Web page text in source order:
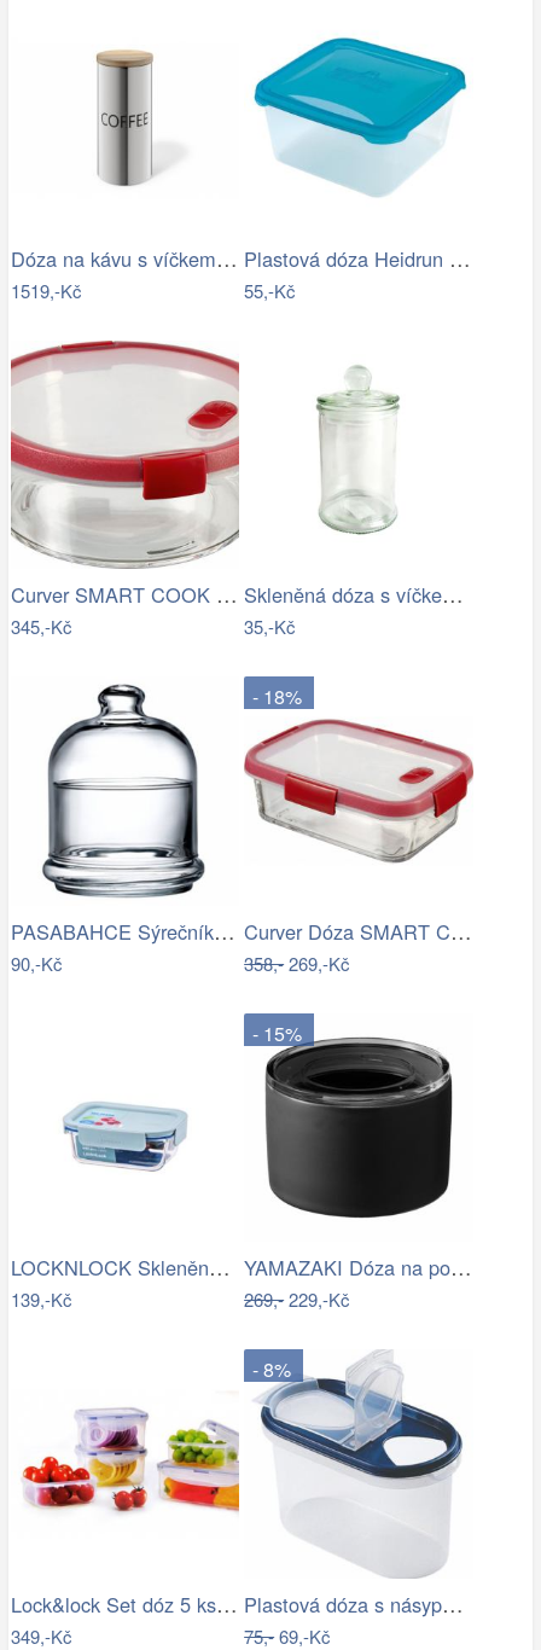
Dóza na kávu s víčkem z bambusu ZACK
1519,-Kč
Plastová dóza Heidrun Polar Frost 2,4l
55,-Kč
Curver SMART COOK Dóza - 1,2L
345,-Kč
Skleněná dóza s víčkem TORO 150ml
35,-Kč
PASABAHCE Sýrečník s poklopem 12x14.3cm
90,-Kč
- 18%
Curver Dóza SMART COOK - 0,9L
358,-269,-Kč
LOCKNLOCK Skleněná zapékací miska s…
139,-Kč
- 15%
YAMAZAKI Dóza na potraviny Tower, 240…
269,-229,-Kč
Lock&lock Set dóz 5 ks HPL806S5
349,-Kč
- 8%
Plastová dóza s násypkou Heidrun 1000ml…
75,-69,-Kč